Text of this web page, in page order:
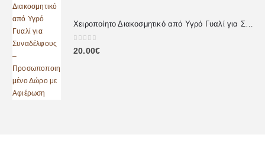
Χειροποίητο Διακοσμητικό από Υγρό Γυαλί για Συναδέλφους – Προσωποποιημένο Δώρο με Αφιέρωση
0out of 5
20.00€